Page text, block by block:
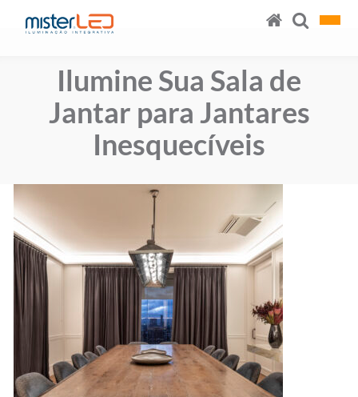
Ilumine Sua Sala de
Jantar para Jantares
Inesquecíveis